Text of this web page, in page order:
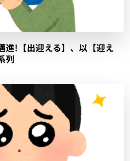
進!【出迎える】、以【迎え
列